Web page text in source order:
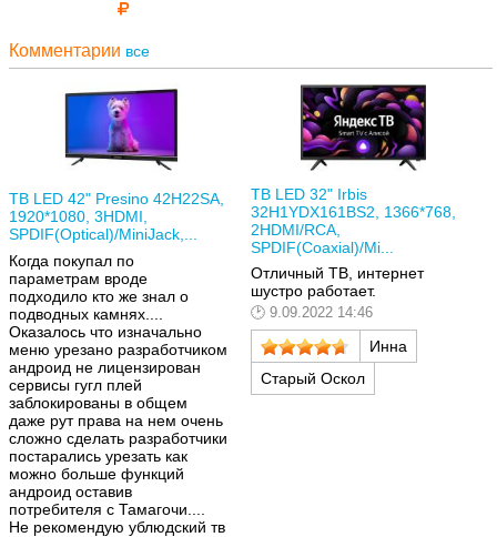
Комментарии все
ТВ LED 42" Presino 42H22SA,
1920*1080, 3HDMI,
SPDIF(Optical)/MiniJack,...
Когда покупал по
параметрам вроде
подходило кто же знал о
подводных камнях....
Оказалось что изначально
меню урезано разработчиком
андроид не лицензирован
сервисы гугл плей
заблокированы в общем
даже рут права на нем очень
сложно сделать разработчики
постарались урезать как
можно больше функций
андроид оставив
потребителя с Тамагочи....
Не рекомендую ублюдский тв
ТВ LED 32" Irbis
32H1YDX161BS2, 1366*768,
2HDMI/RCA,
SPDIF(Coaxial)/Mi...
Отличный ТВ, интернет
шустро работает.
9.09.2022 14:46
Инна
Старый Оскол